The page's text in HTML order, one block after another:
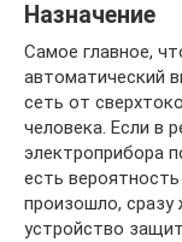
Назначение
Самое главное,
автоматический
сеть от
человека. Если в
электроприбора
есть
произошло, сразу
устройство